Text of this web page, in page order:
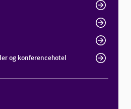
og konferencehotel